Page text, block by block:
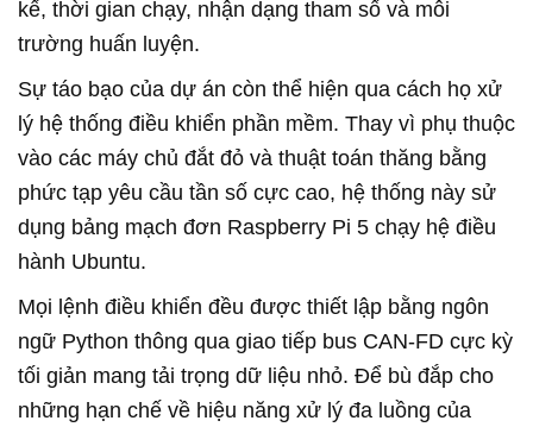
kế, thời gian chạy, nhận dạng tham số và môi
trường huấn luyện.
Sự táo bạo của dự án còn thể hiện qua cách họ xử
lý hệ thống điều khiển phần mềm. Thay vì phụ thuộc
vào các máy chủ đắt đỏ và thuật toán thăng bằng
phức tạp yêu cầu tần số cực cao, hệ thống này sử
dụng bảng mạch đơn Raspberry Pi 5 chạy hệ điều
hành Ubuntu.
Mọi lệnh điều khiển đều được thiết lập bằng ngôn
ngữ Python thông qua giao tiếp bus CAN-FD cực kỳ
tối giản mang tải trọng dữ liệu nhỏ. Để bù đắp cho
những hạn chế về hiệu năng xử lý đa luồng của